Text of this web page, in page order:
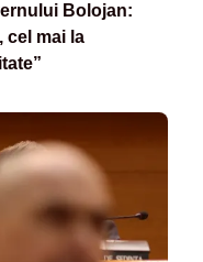
Bolojan:
cel mai la